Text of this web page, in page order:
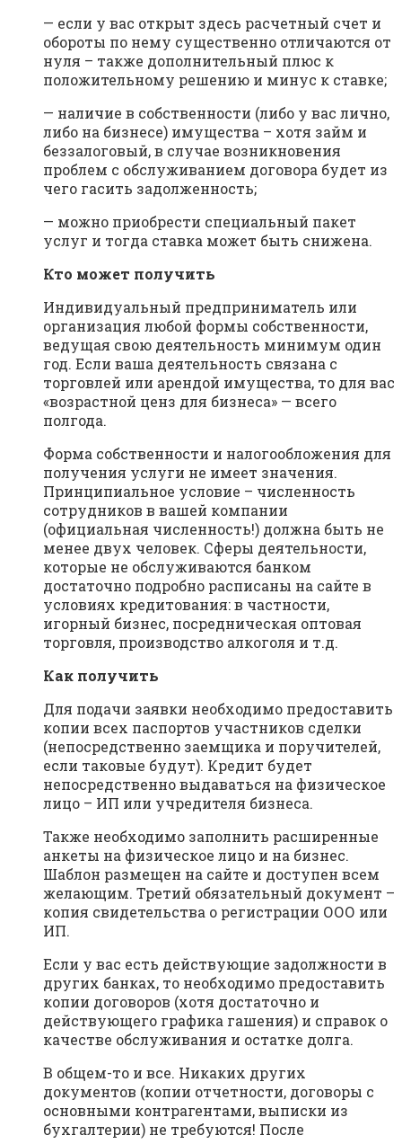
— если у вас открыт здесь расчетный счет и
обороты по нему существенно отличаются от
нуля – также дополнительный плюс к
положительному решению и минус к ставке;
— наличие в собственности (либо у вас лично,
либо на бизнесе) имущества – хотя займ и
беззалоговый, в случае возникновения
проблем с обслуживанием договора будет из
чего гасить задолженность;
— можно приобрести специальный пакет
услуг и тогда ставка может быть снижена.
Кто может получить
Индивидуальный предприниматель или
организация любой формы собственности,
ведущая свою деятельность минимум один
год. Если ваша деятельность связана с
торговлей или арендой имущества, то для вас
«возрастной ценз для бизнеса» — всего
полгода.
Форма собственности и налогообложения для
получения услуги не имеет значения.
Принципиальное условие – численность
сотрудников в вашей компании
(официальная численность!) должна быть не
менее двух человек. Сферы деятельности,
которые не обслуживаются банком
достаточно подробно расписаны на сайте в
условиях кредитования: в частности,
игорный бизнес, посредническая оптовая
торговля, производство алкоголя и т.д.
Как получить
Для подачи заявки необходимо предоставить
копии всех паспортов участников сделки
(непосредственно заемщика и поручителей,
если таковые будут). Кредит будет
непосредственно выдаваться на физическое
лицо – ИП или учредителя бизнеса.
Также необходимо заполнить расширенные
анкеты на физическое лицо и на бизнес.
Шаблон размещен на сайте и доступен всем
желающим. Третий обязательный документ –
копия свидетельства о регистрации ООО или
ИП.
Если у вас есть действующие задолжности в
других банках, то необходимо предоставить
копии договоров (хотя достаточно и
действующего графика гашения) и справок о
качестве обслуживания и остатке долга.
В общем-то и все. Никаких других
документов (копии отчетности, договоры с
основными контрагентами, выписки из
бухгалтерии) не требуются! После